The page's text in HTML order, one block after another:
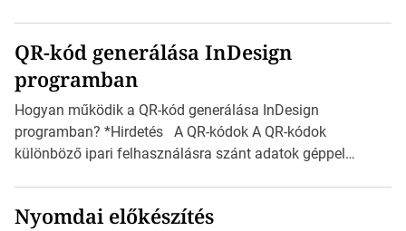
mutatja az A4-es papírlaphoz viszonyítva. Az amerikai és
észak-amerikai boríték méretére az ISO 216 nem
vonatkozik. Boríték méretének táblázata C0-tól […]
QR-kód generálása InDesign
programban
Hogyan működik a QR-kód generálása InDesign
programban? *Hirdetés A QR-kódok A QR-kódok
különböző ipari felhasználásra szánt adatok géppel
okostelefonjára telepíthet egy QR-kód-leolvasó
Nyomdai előkészítés